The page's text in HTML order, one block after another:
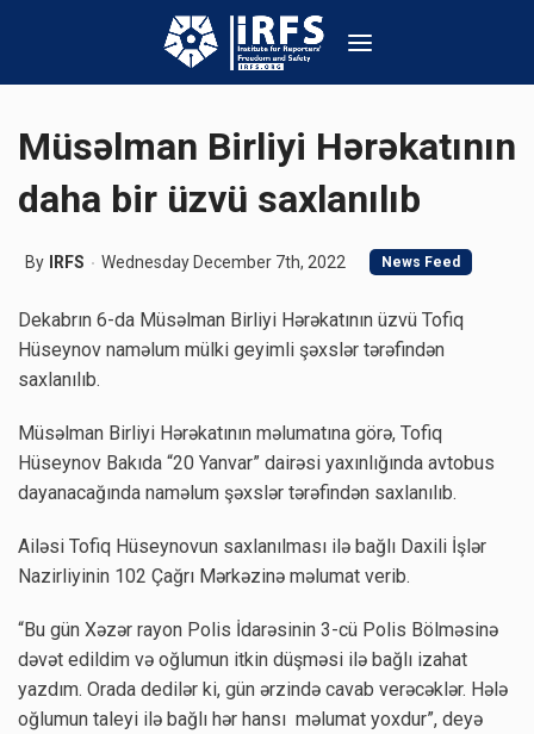
Müsəlman Birliyi Hərəkatının
daha bir üzvü saxlanılıb
By IRFS Wednesday December 7th, 2022 News Feed
Dekabrın 6-da Müsəlman Birliyi Hərəkatının üzvü Tofiq
Hüseynov naməlum mülki geyimli şəxslər tərəfindən
saxlanılıb.
Müsəlman Birliyi Hərəkatının məlumatına görə, Tofiq
Hüseynov Bakıda “20 Yanvar” dairəsi yaxınlığında avtobus
dayanacağında naməlum şəxslər tərəfindən saxlanılıb.
Ailəsi Tofiq Hüseynovun saxlanılması ilə bağlı Daxili İşlər
Nazirliyinin 102 Çağrı Mərkəzinə məlumat verib.
“Bu gün Xəzər rayon Polis İdarəsinin 3-cü Polis Bölməsinə
dəvət edildim və oğlumun itkin düşməsi ilə bağlı izahat
yazdım. Orada dedilər ki, gün ərzində cavab verəcəklər. Hələ
oğlumun taleyi ilə bağlı hər hansı məlumat yoxdur”, deyə